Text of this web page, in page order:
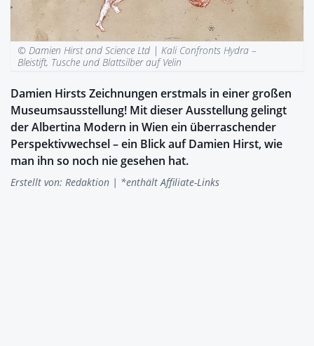
© Damien Hirst and Science Ltd |Kali Confronts Hydra –
Bleistift, Tusche und Blattsilber auf Velin
Damien Hirsts Zeichnungen erstmals in einer großen
Museumsausstellung! Mit dieser Ausstellung gelingt
der Albertina Modern in Wien ein überraschender
Perspektivwechsel – ein Blick auf Damien Hirst, wie
man ihn so noch nie gesehen hat.
Erstellt von: Redaktion | *enthält Affiliate-Links